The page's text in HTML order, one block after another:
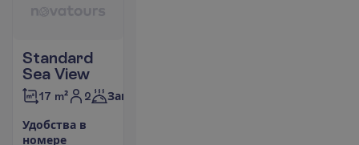
Standard
Sea View
17 m² 2 Завтраки
Удобства в
номере